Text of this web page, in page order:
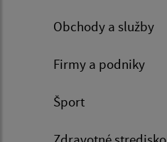
Obchody a služby
Firmy a podniky
Šport